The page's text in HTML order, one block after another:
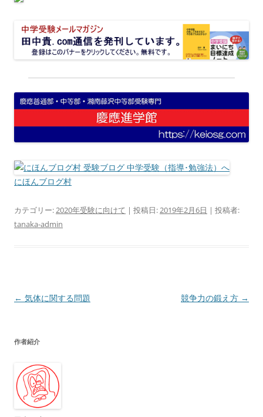
にほんブログ村
カテゴリー:2020年受験に向けて | 投稿日:2019年2月6日 | 投稿者:
tanaka-admin
投
ビ
ー
シ
← 気体に関する問題 競争力の鍛え方 →
作者紹介